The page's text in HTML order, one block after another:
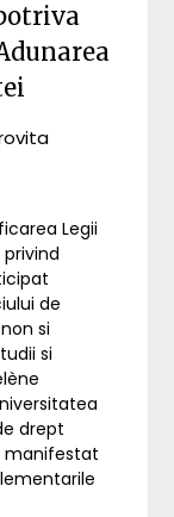
Legii
de
si
si
drept
manifestat